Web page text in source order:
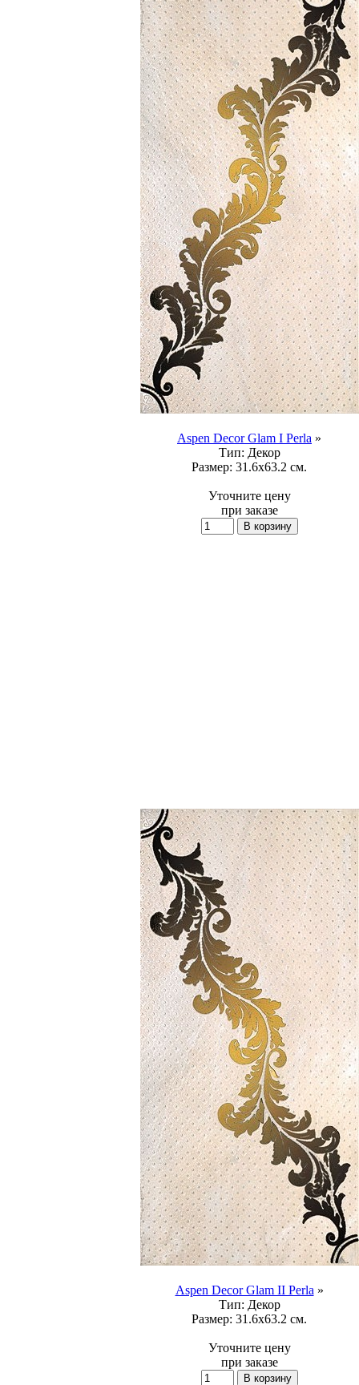
Aspen Decor Glam I Perla »
Тип: Декор
Размер: 31.6x63.2 см.
Уточните цену
при заказе
Aspen Decor Glam II Perla »
Тип: Декор
Размер: 31.6x63.2 см.
Уточните цену
при заказе